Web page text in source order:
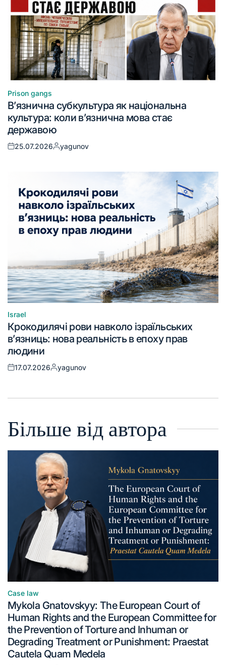
Prison gangs
В’язнична субкультура як національна
культура: коли в’язнична мова стає
державою
25.07.2026 yagunov
Israel
Крокодилячі рови навколо ізраїльських
в’язниць: нова реальність в епоху прав
людини
17.07.2026 yagunov
Більше від автора
Case law
Mykola Gnatovskyy: The European Court of
Human Rights and the European Committee for
the Prevention of Torture and Inhuman or
Degrading Treatment or Punishment: Praestat
Cautela Quam Medela